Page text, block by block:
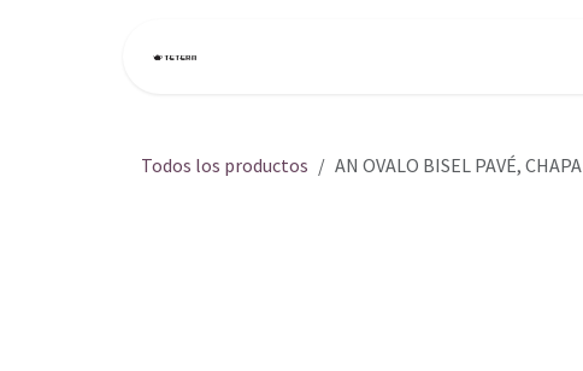
Todos los productos AN OVALO BISEL PAVÉ, CHAPA